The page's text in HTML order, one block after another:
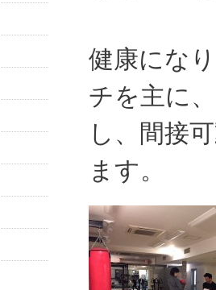
健康にな
チを主に
し、間接
ます。